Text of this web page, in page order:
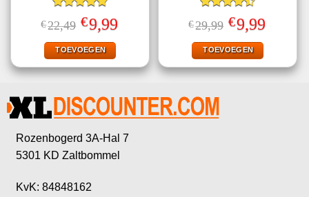
Gewaardeerd
4.78uit 5
€22,49 Oorspronkelijke
prijs
was:
€22,49.
€9,99Huidige
prijs
TOEVOEGEN
Gewaardeerd
4.50uit 5
€29,99 Oorspronkelijke
prijs
was:
€29,99.
€9,99Huidige
prijs
TOEVOEGEN
Rozenbogerd 3A-Hal 7
5301 KD Zaltbommel
KvK: 84848162